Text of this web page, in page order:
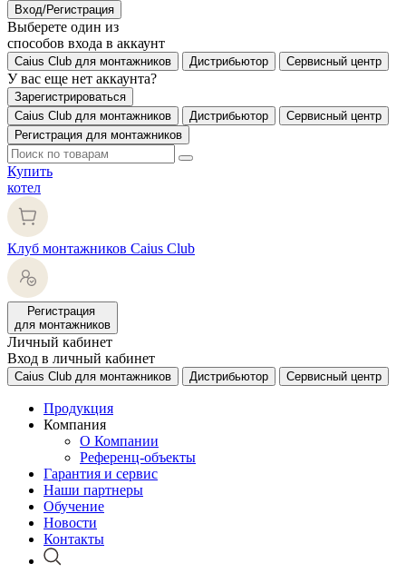
Вход/Регистрация
Выберете один из
способов входа в аккаунт
Caius Club для монтажников Дистрибьютор Сервисный центр
У вас еще нет аккаунта?
Зарегистрироваться
Caius Club для монтажников
Дистрибьютор
Сервисный центр
Регистрация для монтажников
Купить
котел
Клуб монтажников Caius Club
Регистрация
для монтажников
Личный кабинет
Вход в личный кабинет
Caius Club для монтажников Дистрибьютор Сервисный центр
Продукция
Компания
О Компании
Референц-объекты
Гарантия и сервис
Наши партнеры
Обучение
Новости
Контакты